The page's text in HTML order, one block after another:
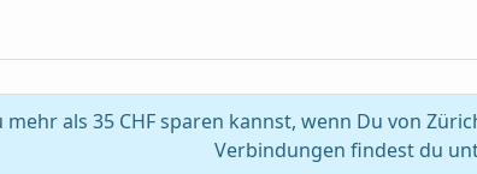
mehr als 35 CHF sparen kannst, wenn Du von
Verbindungen findest du